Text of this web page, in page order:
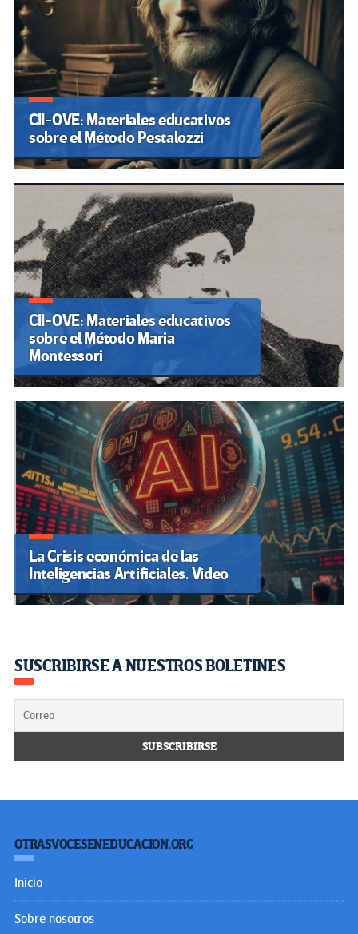
CII-OVE: Materiales educativos
sobre el Método Pestalozzi
CII-OVE: Materiales educativos
sobre el Método Maria
Montessori
La Crisis económica de las
Inteligencias Artificiales. Video
SUSCRIBIRSE A NUESTROS BOLETINES
OTRASVOCESENEDUCACION.ORG
Inicio
Sobre nosotros